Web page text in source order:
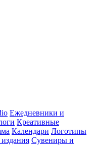
Ежедневники и
Креативные
Календари Логотипы
Сувениры и